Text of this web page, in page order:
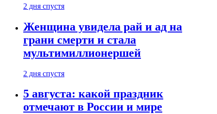
2 дня спустя
Женщина увидела рай и ад на
грани смерти и стала
мультимиллионершей
2 дня спустя
5 августа: какой праздник
отмечают в России и мире